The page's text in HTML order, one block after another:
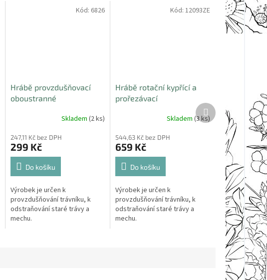
Hrábě provzdušňovací
oboustranné
Skladem(2 ks)
247,11 Kč bez DPH
299 Kč
Do košíku
Výrobek je určen k
provzdušňování trávníku, k
odstraňování staré trávy a
mechu.
Kód: 6826
Hrábě rotační kypřící a
prořezávací
Skladem (3 ks)
544,63 Kč bez DPH
659 Kč
Do košíku
Výrobek je určen k
provzdušňování trávníku, k
odstraňování staré trávy a
mechu.
Kód: 12093ZE
Další
produkt